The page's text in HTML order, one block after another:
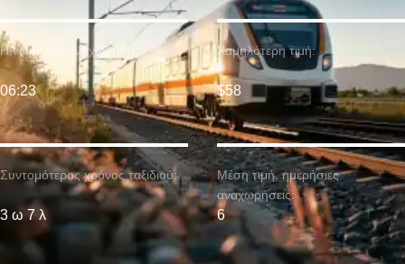
Συντομότερος χρόνος ταξιδιού:
3 ω 7 λ
Η νωρίτερη αναχώρηση:
06:23
Χαμηλότερη τιμή:
$58
Μέση τιμή. ημερήσιες
αναχωρήσεις:
6